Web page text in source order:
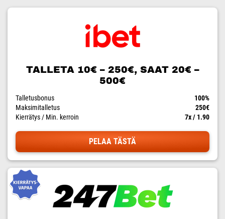
TALLETA 10€ – 250€, SAAT 20€ –
500€
Talletusbonus
100%
Maksimitalletus
250€
Kierrätys / Min. kerroin
7x / 1.90
PELAA TÄSTÄ